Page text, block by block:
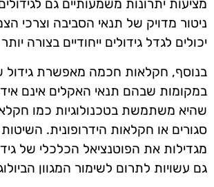
מציעות יתרונות משמעותיים גם
ניטור מדויק של תנאי הסביבה וצרכי
יכולים לגדל גידולים ייחודיים בצורה
בנוסף, חקלאות חכמה מאפשרת גידול
במקומות שבהם תנאי האקלים אינם
שהיא משתמשת בטכנולוגיות כמו
סגורים או חקלאות הידרופונית.
מגדילות את הפוטנציאל הכלכלי של
גם עשויות לתרום לשימור המגוון